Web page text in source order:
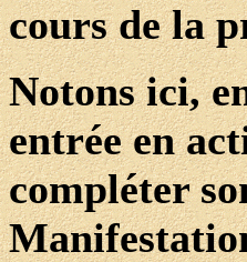
cours de la
Notons ici,
entrée en
compléter